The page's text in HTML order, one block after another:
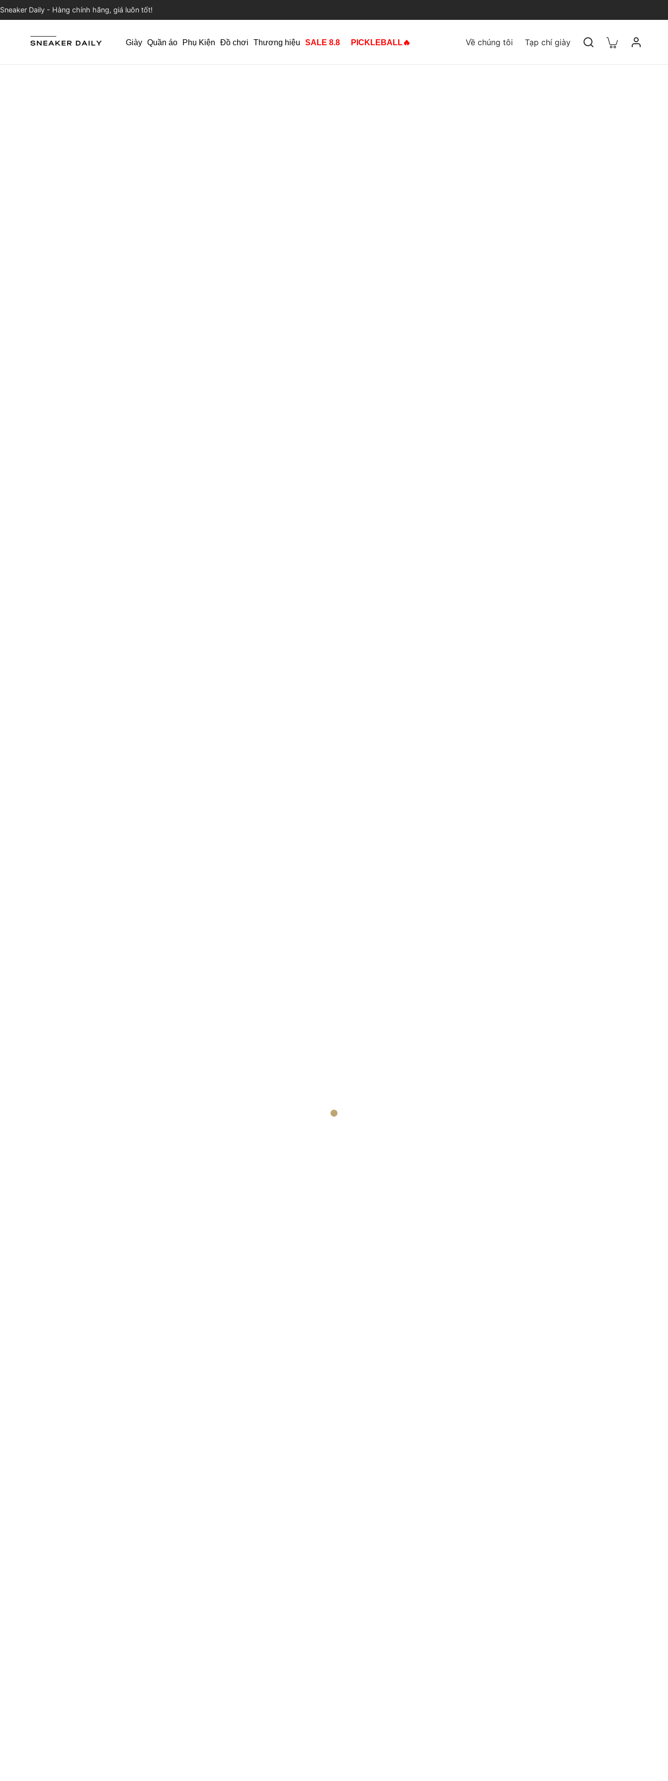
Sneaker Daily - Hàng chính hãng, giá luôn tốt!
Giày Quần áo Phụ Kiện Đồ chơi Thương hiệu SALE 8.8 PICKLEBALL🔥 Về chúng tôi Tạp chí giày